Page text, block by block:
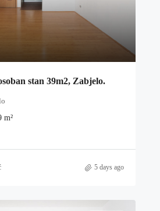
stan 39m2, Zabjelo.
m²
5 days ago